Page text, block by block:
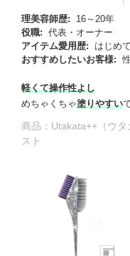
理美容師歴:
16～20年
役職: 代表・オーナー
アイテム愛用歴:
はじめて
おすすめしたいお客様:
軽くて操作性よし
めちゃくちゃ塗りやすい
商品： Utakata++（ウ
スト